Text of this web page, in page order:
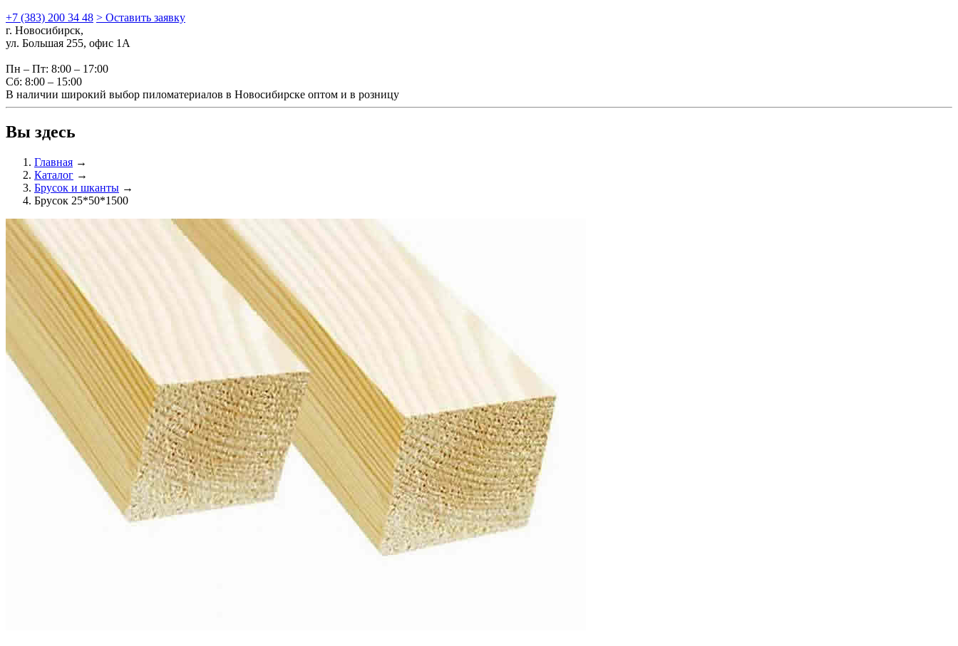
+7 (383) 200 34 48 > Оставить заявку
г. Новосибирск,
ул. Большая 255, офис 1А
Пн – Пт: 8:00 – 17:00
Сб: 8:00 – 15:00
В наличии широкий выбор пиломатериалов в Новосибирске оптом и в розницу
Вы здесь
Главная →
Каталог →
Брусок и шканты →
Брусок 25*50*1500